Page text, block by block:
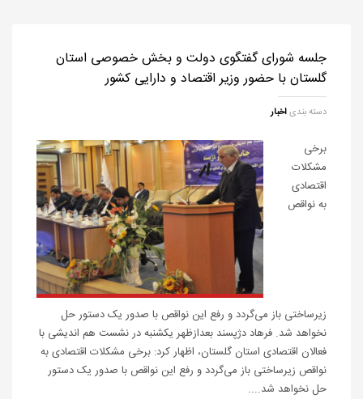
جلسه شورای گفتگوی دولت و بخش خصوصی استان
گلستان با حضور وزیر اقتصاد و دارایی کشور
دسته بندیاخبار
برخی
مشکلات
اقتصادی
به نواقص
زیرساختی باز می‌گردد و رفع این نواقص با صدور یک دستور حل
نخواهد شد. فرهاد دژپسند بعدازظهر یکشنبه در نشست هم اندیشی با
فعالان اقتصادی استان گلستان، اظهار کرد: برخی مشکلات اقتصادی به
نواقص زیرساختی باز می‌گردد و رفع این نواقص با صدور یک دستور
حل نخواهد شد....